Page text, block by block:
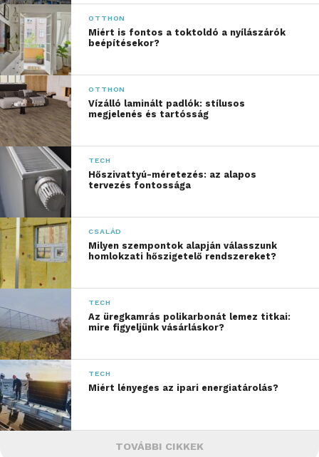
OTTHON
Miért is fontos a toktoldó a nyílászárók
beépítésekor?
OTTHON
Vízálló laminált padlók: stílusos
megjelenés és tartósság
TECH
Hőszivattyú-méretezés: az alapos
tervezés fontossága
CSALÁD
Milyen szempontok alapján válasszunk
homlokzati hőszigetelő rendszereket?
TECH
Az üregkamrás polikarbonát lemez titkai:
mire figyeljünk vásárláskor?
TECH
Miért lényeges az ipari energiatárolás?
TOVÁBBI CIKKEK